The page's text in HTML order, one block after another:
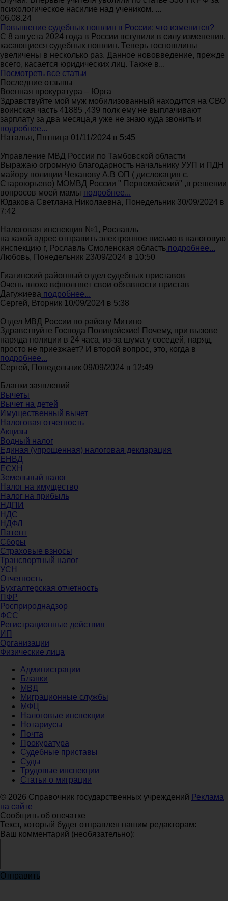
психологическое насилие над учеником. ...
06.08.24
Повышение судебных пошлин в России: что изменится?
С 8 августа 2024 года в России вступили в силу изменения,
касающиеся судебных пошлин. Теперь госпошлины
увеличены в несколько раз. Данное нововведение, прежде
всего, касается юридических лиц. Также в...
Посмотреть все статьи
Последние отзывы
Военная прокуратура – Юрга
Здравствуйте мой муж мобилизованный находится на СВО
воинская часть 41885 ,439 полк ему не выплачивают
зарплату за два месяца,я уже не знаю куда звонить и
подробнее...
Наталья, Пятница 01/11/2024 в 5:45
Управление МВД России по Тамбовской области
Выражаю огромную благодарность начальнику УУП и ПДН
майору полиции Чеканову А.В ОП ( дислокация с.
Староюрьево) МОМВД России " Первомайский" ,в решении
вопросов моей мамы подробнее...
Юдакова Светлана Николаевна, Понедельник 30/09/2024 в
7:42
Налоговая инспекция №1, Рославль
на какой адрес отправить электронное письмо в налоговую
инспекцию г, Рославль Смоленская область подробнее...
Любовь, Понедельник 23/09/2024 в 10:50
Гиагинский районный отдел судебных приставов
Очень плохо вфполняет свои обязвности пристав
Дагужиева подробнее...
Сергей, Вторник 10/09/2024 в 5:38
Отдел МВД России по району Митино
Здравствуйте Господа Полицейские! Почему, при вызове
наряда полиции в 24 часа, из-за шума у соседей, наряд,
просто не приезжает? И второй вопрос, это, когда в
подробнее...
Сергей, Понедельник 09/09/2024 в 12:49
Бланки заявлений
Вычеты
Вычет на детей
Имущественный вычет
Налоговая отчетность
Акцизы
Водный налог
Единая (упрощенная) налоговая декларация
ЕНВД
ЕСХН
Земельный налог
Налог на имущество
Налог на прибыль
НДПИ
НДС
НДФЛ
Патент
Сборы
Страховые взносы
Транспортный налог
УСН
Отчетность
Бухгалтерская отчетность
ПФР
Росприроднадзор
ФСС
Регистрационные действия
ИП
Организации
Физические лица
Администрации
Бланки
МВД
Миграционные службы
МФЦ
Налоговые инспекции
Нотариусы
Почта
Прокуратура
Судебные приставы
Суды
Трудовые инспекции
Статьи о миграции
© 2026 Справочник государственных учреждений Реклама
на сайте
Сообщить об опечатке
Текст, который будет отправлен нашим редакторам:
Ваш комментарий (необязательно):
Отправить